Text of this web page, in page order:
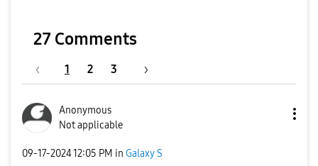
27 Comments
1 2 3
Anonymous
Not applicable
‎09-17-202412:05 PM in Galaxy S